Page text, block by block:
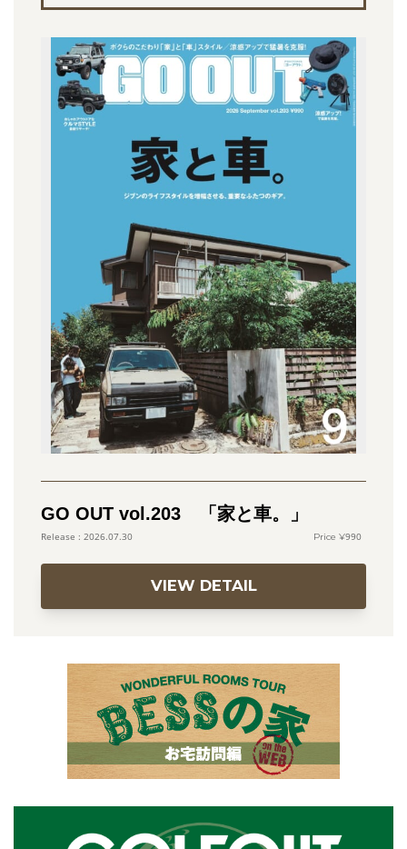
GO OUT vol.203 「家と車。」
2026.07.30 990
VIEW DETAIL